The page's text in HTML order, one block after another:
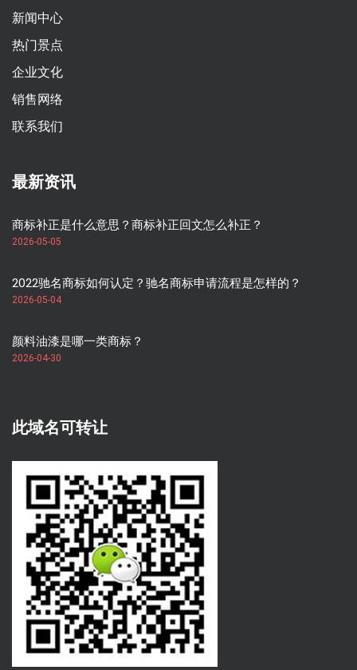
新闻中心
热门景点
企业文化
销售网络
联系我们
最新资讯
商标补正是什么意思？商标补正回文怎么补正？
2026-05-05
2022驰名商标如何认定？驰名商标申请流程是怎样的？
2026-05-04
颜料油漆是哪一类商标？
2026-04-30
此域名可转让